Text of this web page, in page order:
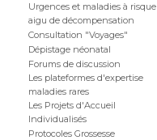
Urgences et maladies à risque
aigu de décompensation
Consultation "Voyages"
Dépistage néonatal
Forums de discussion
Les plateformes d'expertise
maladies rares
Les Projets d'Accueil
Individualisés
Protocoles Grossesse